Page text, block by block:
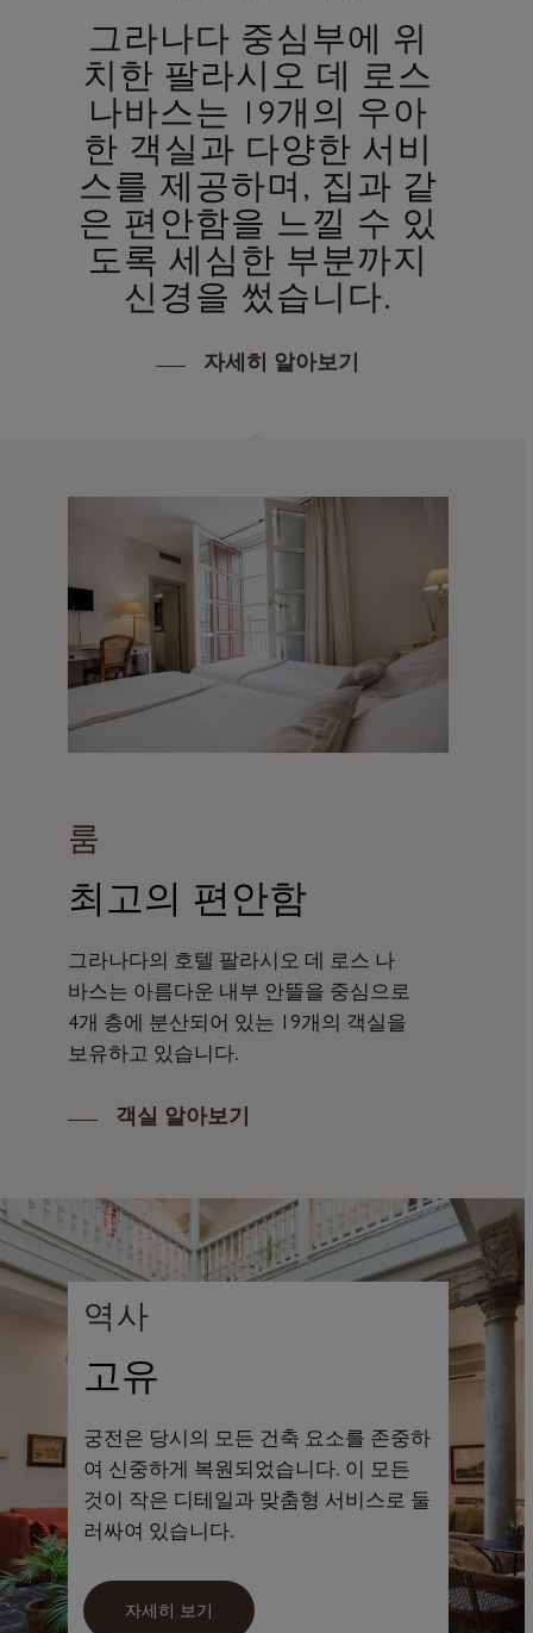
그라나다 중심부에 위
치한 팔라시오 데 로스
나바스는 19개의 우아
한 객실과 다양한 서비
스를 제공하며, 집과 같
은 편안함을 느낄 수 있
도록 세심한 부분까지
신경을 썼습니다.
자세히 알아보기
룸
최고의 편안함
그라나다의 호텔 팔라시오 데 로스 나
바스는 아름다운 내부 안뜰을 중심으로
4개 층에 분산되어 있는 19개의 객실을
보유하고 있습니다.
객실 알아보기
역사
고유
궁전은 당시의 모든 건축 요소를 존중하
여 신중하게 복원되었습니다. 이 모든
것이 작은 디테일과 맞춤형 서비스로 둘
러싸여 있습니다.
자세히 보기